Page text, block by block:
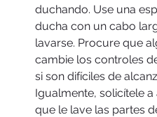
duchando. Use una
ducha con un cabo
lavarse. Procure que
cambie los controles
si son difíciles de
Igualmente, solicítele a
que le lave las partes